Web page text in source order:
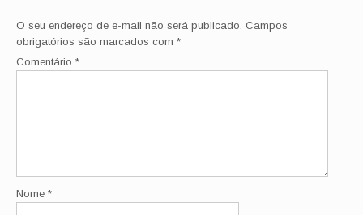
O seu endereço de e-mail não será publicado. Campos
obrigatórios são marcados com *
Comentário *
Nome *